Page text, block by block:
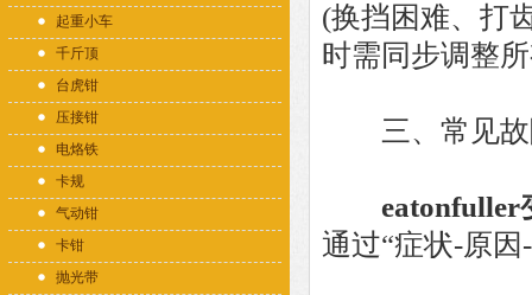
起重小车
千斤顶
台虎钳
压接钳
电烙铁
卡规
气动钳
卡钳
抛光带
(换挡困难、打
时需同步调整
三、常见故
eatonfuller
通过“症状-原